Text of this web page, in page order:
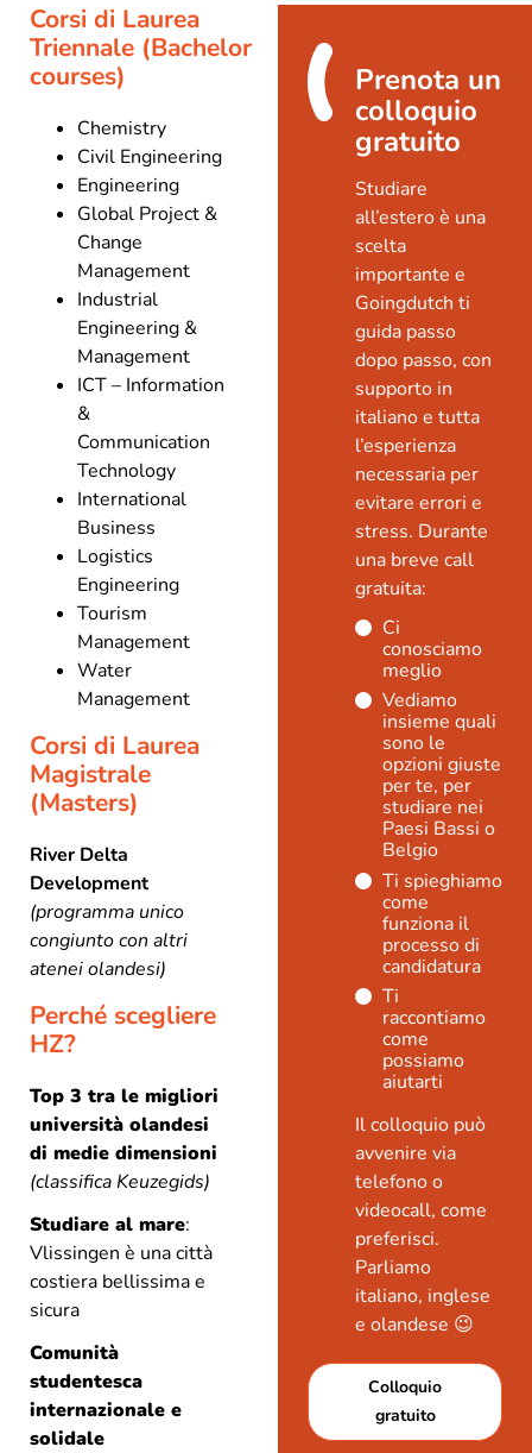
Corsi di Laurea
Triennale (Bachelor
courses)
Chemistry
Civil Engineering
Engineering
Global Project &
Change
Management
Industrial
Engineering &
Management
ICT – Information
&
Communication
Technology
International
Business
Logistics
Engineering
Tourism
Management
Water
Management
Corsi di Laurea
Magistrale
(Masters)
River Delta
Development
(programma unico
congiunto con altri
atenei olandesi)
Perché scegliere
HZ?
Top 3 tra le migliori
università olandesi
di medie dimensioni
(classifica Keuzegids)
Studiare al mare:
Vlissingen è una città
costiera bellissima e
sicura
Comunità
studentesca
internazionale e
solidale
Prenota un
colloquio
gratuito
Studiare
all’estero è una
scelta
importante e
Goingdutch ti
guida passo
dopo passo, con
supporto in
italiano e tutta
l’esperienza
necessaria per
evitare errori e
stress. Durante
una breve call
gratuita:
Ci
conosciamo
meglio
Vediamo
insieme quali
sono le
opzioni giuste
per te, per
studiare nei
Paesi Bassi o
Belgio
Ti spieghiamo
come
funziona il
processo di
candidatura
Ti
raccontiamo
come
possiamo
aiutarti
Il colloquio può
avvenire via
telefono o
videocall, come
preferisci.
Parliamo
italiano, inglese
e olandese 😉
Colloquio
gratuito